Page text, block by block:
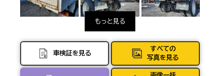
車検証を見る
すべての
写真を見る